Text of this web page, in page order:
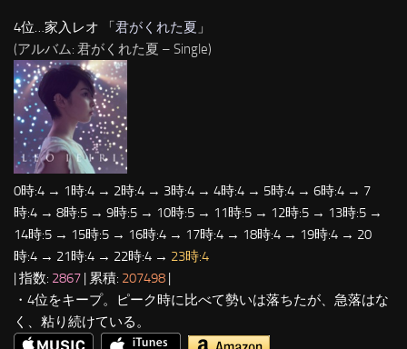
4位…家入レオ 「君がくれた夏 」
(アルバム: 君がくれた夏 – Single)
0時:4 → 1時:4 → 2時:4 → 3時:4 → 4時:4 → 5時:4 → 6時:4 → 7
時:4 → 8時:5 → 9時:5 → 10時:5 → 11時:5 → 12時:5 → 13時:5 →
14時:5 → 15時:5 → 16時:4 → 17時:4 → 18時:4 → 19時:4 → 20
時:4 → 21時:4 → 22時:4 → 23時:4
| 指数: 2867 | 累積: 207498 |
・4位をキープ。ピーク時に比べて勢いは落ちたが、急落はな
く、粘り続けている。